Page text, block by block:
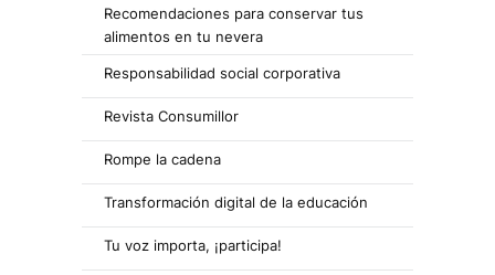
Recomendaciones para conservar tus
alimentos en tu nevera
Responsabilidad social corporativa
Revista Consumillor
Rompe la cadena
Transformación digital de la educación
Tu voz importa, ¡participa!